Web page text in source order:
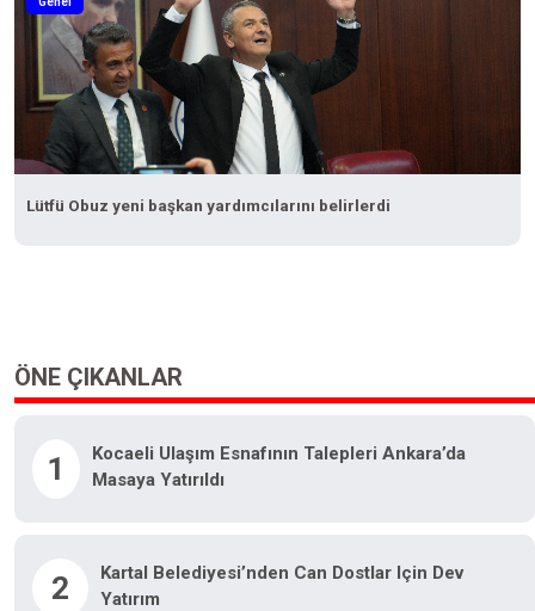
Lütfü Obuz yeni başkan yardımcılarını belirlerdi
ÖNE ÇIKANLAR
1
Kocaeli Ulaşım Esnafının Talepleri Ankara’da
Masaya Yatırıldı
2
Kartal Belediyesi’nden Can Dostlar Için Dev
Yatırım